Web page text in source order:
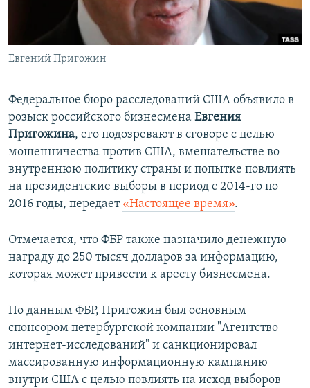
ПОБЕДИТЕЛЕЙ НЕ СУДЯТ?
КРЫМ.НЕПОКОРЕННЫЙ
ELIFBE
ПРИСОЕДИНЯЙТЕСЬ!
Все сайты RFE/RL
Евгений Пригожин
Федеральное бюро расследований США объявило в
розыск российского бизнесмена Евгения
Пригожина, его подозревают в сговоре с целью
мошенничества против США, вмешательстве во
внутреннюю политику страны и попытке повлиять
на президентские выборы в период с 2014-го по
2016 годы, передает «Настоящее время».
Отмечается, что ФБР также назначило денежную
награду до 250 тысяч долларов за информацию,
которая может привести к аресту бизнесмена.
По данным ФБР, Пригожин был основным
спонсором петербургской компании "Агентство
интернет-исследований" и санкционировал
массированную информационную кампанию
внутри США с целью повлиять на исход выборов